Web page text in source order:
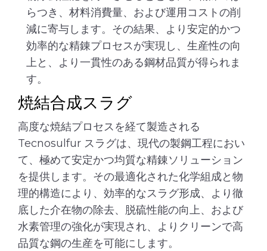
らつき、材料消費量、および運用コストの削
減に寄与します。その結果、より安定的かつ
効率的な精錬プロセスが実現し、生産性の向
上と、より一貫性のある鋼材品質が得られま
す。
焼結合成スラグ
高度な焼結プロセスを経て製造される
Tecnosulfur スラグは、現代の製鋼工程におい
て、極めて安定かつ均質な精錬ソリューション
を提供します。その最適化された化学組成と物
理的構造により、効率的なスラグ形成、より徹
底した介在物の除去、脱硫性能の向上、および
水素管理の強化が実現され、よりクリーンで高
品質な鋼の生産を可能にします。